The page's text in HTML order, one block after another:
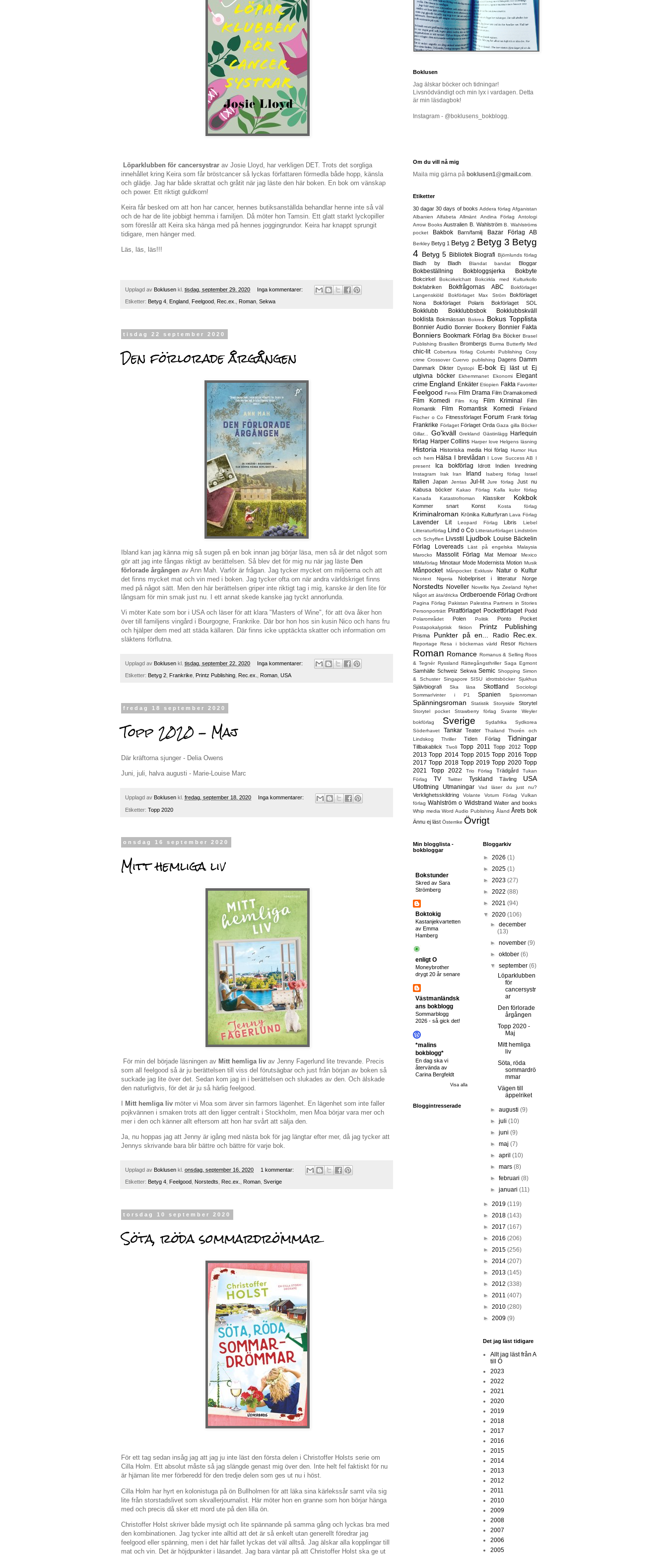
Löparklubben för cancersystrar av Josie Lloyd, har verkligen DET. Trots det sorgliga
innehållet kring Keira som får bröstcancer så lyckas författaren förmedla både hopp, känsla
och glädje. Jag har både skrattat och gråtit när jag läste den här boken. En bok om vänskap
och power. Ett riktigt guldkorn!
Keira får besked om att hon har cancer, hennes butiksanställda behandlar henne inte så väl
och de har de lite jobbigt hemma i familjen. Då möter hon Tamsin. Ett glatt starkt lyckopiller
som föreslår att Keira ska hänga med på hennes joggingrundor. Keira har knappt sprungit
tidigare, men hänger med.
Läs, läs, läs!!!
Upplagd av Boklusen kl. tisdag, september 29, 2020 Inga kommentarer:
Etiketter: Betyg 4 England Feelgood Rec.ex. Roman Sekwa
tisdag 22 september 2020
Den förlorade årgången
Ibland kan jag känna mig så sugen på en bok innan jag börjar läsa, men så är det något som
gör att jag inte fångas riktigt av berättelsen. Så blev det för mig nu när jag läste Den
förlorade årgången av Ann Mah. Varför är frågan. Jag tycker mycket om miljöerna och att
det finns mycket mat och vin med i boken. Jag tycker ofta om när andra världskriget finns
med på något sätt. Men den här berättelsen griper inte riktigt tag i mig, kanske är den lite för
långsam för min smak just nu. I ett annat skede kanske jag tyckt annorlunda.
Vi möter Kate som bor i USA och läser för att klara "Masters of Wine", för att öva åker hon
över till familjens vingård i Bourgogne, Frankrike. Där bor hon hos sin kusin Nico och hans fru
och hjälper dem med att städa källaren. Där finns icke upptäckta skatter och information om
släktens förflutna.
Upplagd av Boklusen kl. tisdag, september 22, 2020 Inga kommentarer:
Etiketter: Betyg 2, Frankrike, Printz Publishing, Rec.ex., Roman, USA
fredag 18 september 2020
Topp 2020 - Maj
Där kräftorna sjunger - Delia Owens
Juni, juli, halva augusti - Marie-Louise Marc
Upplagd av Boklusen kl. fredag, september 18, 2020 Inga kommentarer:
Etiketter: Topp 2020
onsdag 16 september 2020
Mitt hemliga liv
För min del började läsningen av Mitt hemliga liv av Jenny Fagerlund lite trevande. Precis
som all feelgood så är ju berättelsen till viss del förutsägbar och just från början av boken så
suckade jag lite över det. Sedan kom jag in i berättelsen och slukades av den. Och älskade
den naturligtvis, för det är ju så härlig feelgood.
Mitt hemliga liv möter vi Moa som ärver sin farmors lägenhet. En lägenhet som inte faller
pojkvännen i smaken trots att den ligger centralt i Stockholm, men Moa börjar vara mer och
mer i den och känner allt eftersom att hon har svårt att sälja den.
Ja, nu hoppas jag att Jenny är igång med nästa bok för jag längtar efter mer, då jag tycker att
Jennys skrivande bara blir bättre och bättre för varje bok.
Upplagd av Boklusen kl. onsdag, september 16, 2020 1 kommentar:
Etiketter: Betyg 4 Feelgood Norstedts Rec.ex. Roman Sverige
torsdag 10 september 2020
Söta, röda sommardrömmar
För ett tag sedan insåg jag att jag ju inte läst den första delen i Christoffer Holsts serie om
Cilla Holm. Ett absolut måste så jag slängde genast mig över den. Inte helt fel faktiskt för nu
är hjärnan lite mer förberedd för den tredje delen som ges ut nu i höst.
Cilla Holm har hyrt en kolonistuga på ön Bullholmen för att läka sina kärlekssår samt vila sig
lite från storstadslivet som skvallerjournalist. Här möter hon en granne som hon börjar hänga
med och precis då sker ett mord ute på den lilla ön.
Christoffer Holst skriver både mysigt och lite spännande på samma gång och lyckas bra med
den kombinationen. Jag tycker inte alltid att det är så enkelt utan generellt föredrar jag
feelgood eller spänning, men i det här fallet lyckas det väl alltså. Jag älskar alla kopplingar till
mat och vin. Det är höjdpunkter i läsandet. Jag bara väntar på att Christoffer Holst ska ge ut
Boklusen
Jag älskar böcker och tidningar!
Livsnödvändigt och min lyx i vardagen. Detta
är min läsdagbok!
Instagram - @boklusens_bokblogg.
Om du vill nå mig
Maila mig gärna på boklusen1@gmail.com.
Etiketter
30 dagar 30 days of books Addera förlag Afganistan
Albanien
Alfabeta Allmänt Andina Förlag
Antologi
Arrow Books Australien B. Wahlström B. Wahlströms
pocket
Bakbok Barn/familj Bazar Förlag AB
Berkley Betyg 1 Betyg 2 Betyg 3 Betyg
4 Betyg 5 Bibliotek Biografi Björnlunds förlag
Bladh by Bladh Blandat bandat Bloggar
Bokbeställning Bokbloggsjerka Bokbyte
Bokcirkel Bokcirkelchatt Bokcirkla med Kulturkollo
Bokfabriken Bokfrågornas ABC
Bokförlaget
Langenskiöld
Bokförlaget Max Ström
Bokförlaget
Nona
Bokförlaget Polaris Bokförlaget SOL
Bokklubb Bokklubbsbok
Bokklubbskväll
boklista Bokmässan Bokrea Bokus Topplista
Bonnier Audio Bonnier Bookery Bonnier Fakta
Bonniers Bookmark Förlag Bra Böcker Brasel
Publishing Brasilien Brombergs Burma Butterfly Med
chic-lit Cobertura förlag Columbi Publishing
Cosy
crime Crossover Cuervo publishing Dagens Damm
Danmark Dikter Dystopi E-bok Ej läst ut
Ej
utgivna böcker
Ekhemmanet Ekonomi
Elegant
crime England Enkäter Etiopien Fakta Favoriter
Feelgood Fenix Film Drama Film Dramakomedi
Film Komedi Film Krig Film Kriminal
Film
Romantik
Film Romantisk Komedi Finland
Fischer o Co Fitnessförlaget Forum Frank förlag
Frankrike Förlaget Förlaget Orda Gaza gilla Böcker
Gillar...
Go'kväll Grekland Gästinlägg
Harlequin
förlag Harper Collins Harper love Helgens läsning
Historia Historiska media Hoi förlag Humor Hus
och hem Hälsa I brevlådan I Love Success AB
I
present
Ica bokförlag Idrott Indien Inredning
Instagram Irak Iran Irland Isaberg förlag Israel
Italien Japan Jentas Jul-lit Jure förlag
Just nu
Kabusa böcker
Kakao Förlag
Kalla kulor förlag
Kanada
Katastrofroman Klassiker Kokbok
Kommer snart Konst Kosta förlag
Kriminalroman Krönika Kulturfyran Lava Förlag
Lavender Lit Leopard Förlag Libris
Liebel
Litteraturförlag Lind o Co Litteraturförlaget Lindström
och Schyffert Livsstil Ljudbok Louise Bäckelin
Förlag
Lovereads Läst på engelska
Malaysia
Marocko
Massolit Förlag Mat Memoar
Mexico
MiMaförlag Minotaur Mode Modernista Motion Musik
Månpocket Månpocket Exklusiv Natur o Kultur
Nicotext Nigeria Nobelpriset i litteratur Norge
Norstedts Noveller Novellix Nya Zeeland Nyhet
Något att äta/dricka Ordberoende Förlag Ordfront
Pagina Förlag Pakistan Palestina Partners in Stories
Personporträtt
Piratförlaget Pocketförlaget Podd
Polarområdet Polen Politik Ponto Pocket
Postapokalyptisk fiktion Printz Publishing
Prisma Punkter på en... Radio Rec.ex.
Reportage Resa i böckernas värld Resor Richters
Roman Romance Romanus & Selling Roos
& Tegnér Ryssland Rättegångsthriller Saga Egmont
Samhälle Schweiz Sekwa Semic Shopping Simon
& Schuster
Singapore SISU idrottsböcker Sjukhus
Självbiografi Ska läsa Skottland
Sociologi
Sommar/vinter i P1
Spanien Spionroman
Spänningsroman Statistik Storyside Storytel
Storytel pocket Strawberry förlag
Svante Weyler
bokförlag
Sverige Sydafrika
Sydkorea
Söderhavet
Tankar Teater Thailand
Thorén och
Lindskog
Thriller Tiden Förlag Tidningar
Tillbakablick Tivoli Topp 2011 Topp 2012 Topp
2013 Topp 2014 Topp 2015 Topp 2016 Topp
2017 Topp 2018 Topp 2019 Topp 2020 Topp
2021
Topp 2022 Trio Förlag Trädgård
Tukan
Förlag
TV Twitter Tyskland Tävling USA
Utlottning Utmaningar Vad läser du just nu?
Verklighetsskildring Volante Votum Förlag
Vulkan
förlag Wahlström o Widstrand Walter and books
Whip media Word Audio Publishing Åland Årets bok
Ännu ej läst Österrike Övrigt
Min blogglista -
bokbloggar
Bokstunder
Skred av Sara
Strömberg
Boktokig
Kastanjekvartetten
av Emma
Hamberg
enligt O
Moneybrother
drygt 20 år senare
Västmanländsk
ans bokblogg
Sommarblogg
2026 - så gick det!
*malins
bokblogg*
En dag ska vi
återvända av
Carina Bergfeldt
Visa alla
Bloggintresserade
Bloggarkiv
► 2026 (1)
► 2025 (1)
► 2023 (27)
► 2022 (88)
► 2021 (94)
▼ 2020 (106)
►december
(13)
►november(9)
►oktober(6)
▼september(6)
Löparklubben
för
cancersystr
ar
Den förlorade
årgången
Topp 2020 -
Maj
Mitt hemliga
liv
Söta, röda
sommardrö
mmar
Vägen till
äppelriket
►augusti(9)
►juli(10)
►juni(9)
►maj(7)
►april(10)
►mars(8)
►februari(8)
►januari(11)
► 2019 (119)
► 2018 (143)
► 2017 (167)
► 2016 (206)
► 2015 (256)
► 2014 (207)
► 2013 (145)
► 2012 (338)
► 2011 (407)
► 2010 (280)
► 2009 (9)
Det jag läst tidigare
Allt jag läst från A
till Ö
2023
2022
2021
2020
2019
2018
2017
2016
2015
2014
2013
2012
2011
2010
2009
2008
2007
2006
2005